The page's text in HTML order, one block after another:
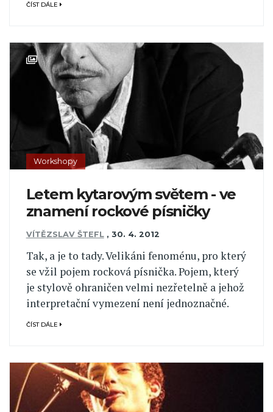
ČÍST DÁLE
Workshopy
Letem kytarovým světem - ve
znamení rockové písničky
VÍTĚZSLAV ŠTEFL , 30. 4. 2012
Tak, a je to tady. Velikáni fenoménu, pro který
se vžil pojem rocková písnička. Pojem, který
je stylově ohraničen velmi nezřetelně a jehož
interpretační vymezení není jednoznačné.
ČÍST DÁLE